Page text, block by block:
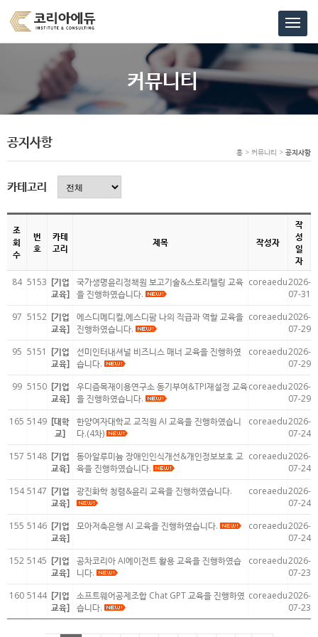
커뮤니티
공지사항
홈 > 커뮤니티 > 공지사항
카테고리
조
회
수
번
호
카테
고리
제목 작성자
작
성
일
자
84 5153 [기업
교육]
국가생명윤리정책원 보고기술&스토리텔링 교육
을 진행하였습니다.
coreaedu2026-
07-31
97 5152 [기업
교육]
에스디메디컬,에스디팜 나의 직급과 역할 교육을
진행하였습니다.
coreaedu2026-
07-29
95 5151 [기업
교육]
선미인터내셔널 비즈니스 매너 교육을 진행하였
습니다.
coreaedu2026-
07-29
99 5150 [기업
교육]
우디즘목재이용연구소 동기부여&TPI재설정 교육
을 진행하였습니다.
coreaedu2026-
07-29
165 5149 [대학
교]
한양여자대학교 교직원 AI 교육을 진행하였습니
다.(4차)
coreaedu2026-
07-24
157 5148 [기업
교육]
동아알루미늄 장애인인식개선&개인정보보호 교
육을 진행하였습니다.
coreaedu2026-
07-24
154 5147 [기업
교육]
광진화학 청렴&윤리 교육을 진행하였습니다. coreaedu2026-
07-24
155 5146 [기업
교육]
모아저축은행 AI 교육을 진행하였습니다. coreaedu2026-
07-24
152 5145 [기업
교육]
공차코리아 AI에이전트 활용 교육을 진행하였습
니다.
coreaedu2026-
07-23
160 5144 [기업
교육]
소프트웨어공제조합 Chat GPT 교육을 진행하였
습니다.
coreaedu2026-
07-23